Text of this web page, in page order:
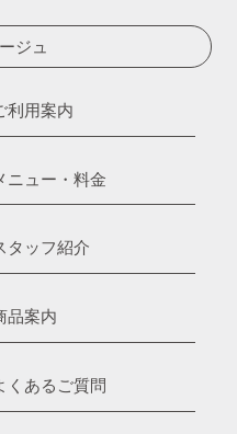
ジュ
利用案内
ニュー・料金
タッフ紹介
品案内
くあるご質問